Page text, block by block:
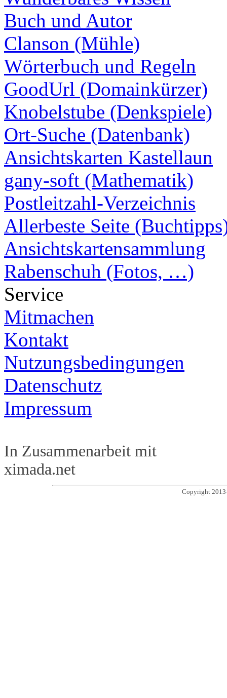
Buch und Autor
Clanson (Mühle)
Wörterbuch und Regeln
GoodUrl (Domainkürzer)
Knobelstube (Denkspiele)
Ort-Suche (Datenbank)
Ansichtskarten Kastellaun
gany-soft (Mathematik)
Postleitzahl-Verzeichnis
Allerbeste Seite
Ansichtskartensammlung
Rabenschuh (Fotos, …)
Service
Mitmachen
Kontakt
Nutzungsbedingungen
Datenschutz
Impressum
In Zusammenarbeit mit
ximada.net
Copyright